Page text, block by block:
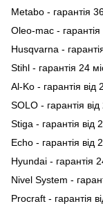
Metabo - гарантія
Oleo-mac - гарантія
Husqvarna -
Stihl - гарантія 24
Al-Ko - гарантія від
SOLO - гарантія
Stiga - гарантія від
Echo - гарантія від
Hyundai - гарантія
Nivel System -
Procraft - гарантія